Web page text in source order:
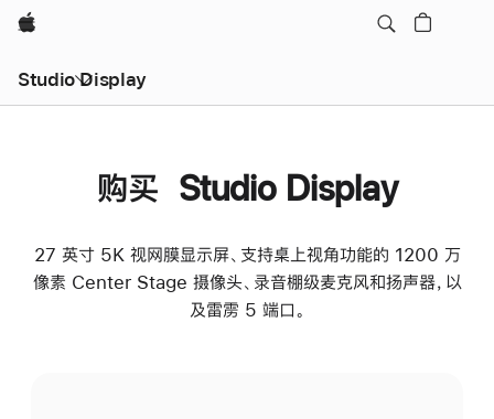
Apple
Studio Display
购买 Studio Display
27 英寸 5K 视网膜显示屏、支持桌上视角功能的 1200 万
像素 Center Stage 摄像头、录音棚级麦克风和扬声器，以
及雷雳 5 端口。